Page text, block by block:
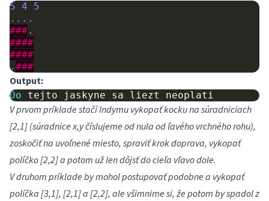
5 4
5
....
###.
####
####
. ###
Output:
Do tejto jaskyne sa liezt neoplati
V prvom príklade stačí Indymu vykopať kocku na súradniciach
[2,1] (súradnice x,y číslujeme od nula od ľavého vrchného rohu),
zoskočiť na uvoľnené miesto, spraviť krok doprava, vykopať
políčko [2,2] a potom už len dôjsť do cieľa vľavo dole.
V druhom príklade by mohol postupovať podobne a vykopať
políčka [3,1], [2,1] a [2,2], ale všimnime si, že potom by spadol z